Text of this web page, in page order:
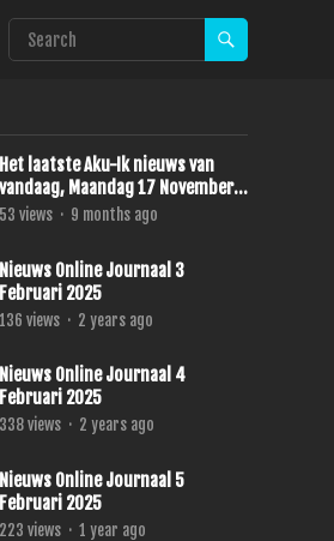
Het laatste Aku-Ik nieuws van
vandaag, Maandag 17 November
2025.
53 views · 9 months ago
Nieuws Online Journaal 3
Februari 2025
136 views · 2 years ago
Nieuws Online Journaal 4
Februari 2025
338views · 2 years ago
Nieuws Online Journaal 5
Februari 2025
223 views · 1 year ago